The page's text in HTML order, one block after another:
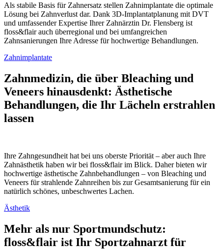
Als stabile Basis für Zahnersatz stellen Zahnimplantate die optimale
Lösung bei Zahnverlust dar. Dank 3D-Implantatplanung mit DVT
und umfassender Expertise Ihrer Zahnärztin Dr. Flensberg ist
floss&flair auch überregional und bei umfangreichen
Zahnsanierungen Ihre Adresse für hochwertige Behandlungen.
Zahnimplantate
Zahnmedizin, die über Bleaching und
Veneers hinausdenkt: Ästhetische
Behandlungen, die Ihr Lächeln erstrahlen
lassen
Ihre Zahngesundheit hat bei uns oberste Priorität – aber auch Ihre
Zahnästhetik haben wir bei floss&flair im Blick. Daher bieten wir
hochwertige ästhetische Zahnbehandlungen – von Bleaching und
Veneers für strahlende Zahnreihen bis zur Gesamtsanierung für ein
natürlich schönes, unbeschwertes Lachen.
Ästhetik
Mehr als nur Sportmundschutz:
floss&flair ist Ihr Sportzahnarzt für